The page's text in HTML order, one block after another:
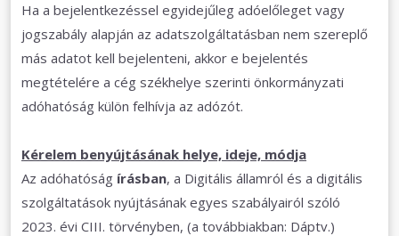
Ha a bejelentkezéssel egyidejűleg adóelőleget vagy
jogszabály alapján az adatszolgáltatásban nem szereplő
más adatot kell bejelenteni, akkor e bejelentés
megtételére a cég székhelye szerinti önkormányzati
adóhatóság külön felhívja az adózót.
Kérelem benyújtásának helye, ideje, módja
Az adóhatóság írásban, a Digitális államról és a digitális
szolgáltatások nyújtásának egyes szabályairól szóló
2023. évi CIII. törvényben, (a továbbiakban: Dáptv.)